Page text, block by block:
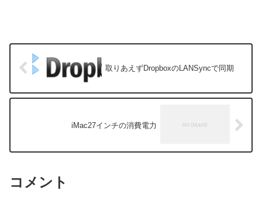
取りあえずDropboxのLANSyncで同期
iMac27インチの消費電力
コメント